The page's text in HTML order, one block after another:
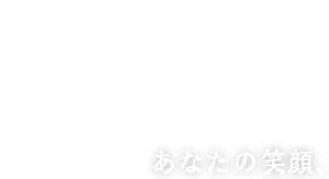
あなたの笑顔、